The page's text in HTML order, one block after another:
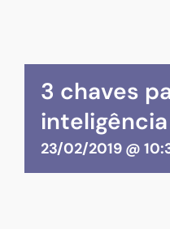
3 chaves
23/02/2019 @